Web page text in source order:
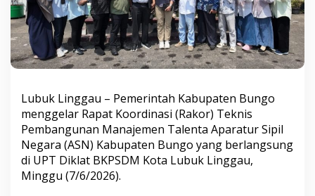
n
a
n
M
a
n
e
m
e
n
T
a
Lubuk Linggau – Pemerintah Kabupaten Bungo
menggelar Rapat Koordinasi (Rakor) Teknis
Pembangunan Manajemen Talenta Aparatur Sipil
Negara (ASN) Kabupaten Bungo yang berlangsung
di UPT Diklat BKPSDM Kota Lubuk Linggau,
Minggu (7/6/2026).